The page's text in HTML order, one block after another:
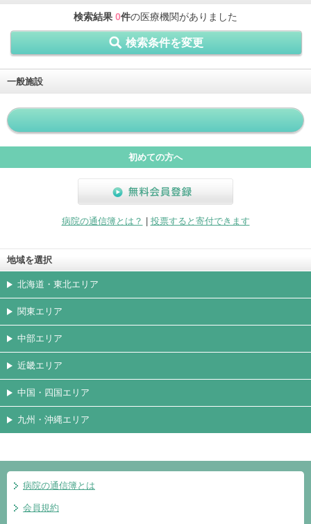
検索結果 0件の医療機関がありました
検索条件を変更
一般施設
初めての方へ
病院の通信簿とは？
投票すると寄付できます
地域を選択
北海道・東北エリア
関東エリア
中部エリア
近畿エリア
中国・四国エリア
九州・沖縄エリア
病院の通信簿とは
会員規約